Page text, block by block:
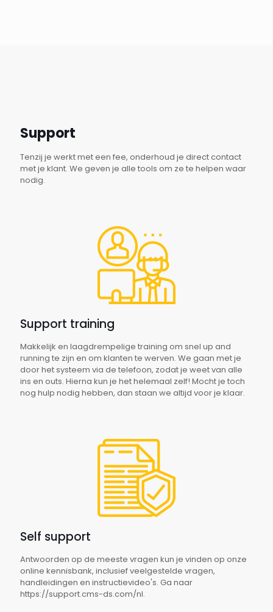
Support
Tenzij je werkt met een fee, onderhoud je direct contact
met je klant. We geven je alle tools om ze te helpen waar
nodig.
Support training
Makkelijk en laagdrempelige training om snel up and
running te zijn en om klanten te werven. We gaan met je
door het systeem via de telefoon, zodat je weet van alle
ins en outs. Hierna kun je het helemaal zelf! Mocht je toch
nog hulp nodig hebben, dan staan we altijd voor je klaar.
Self support
Antwoorden op de meeste vragen kun je vinden op onze
online kennisbank, inclusief veelgestelde vragen,
handleidingen en instructievideo's. Ga naar
https://support.cms-ds.com/nl.